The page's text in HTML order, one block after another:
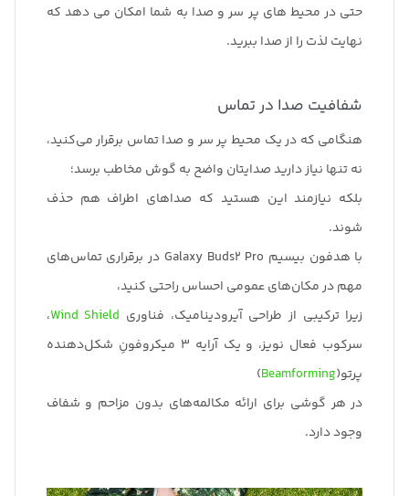
حتی در محیط های پر سر و صدا به شما امکان می دهد که
نهایت لذت را از صدا ببرید.
شفافیت صدا در تماس
هنگامی که در یک محیط پر سر و صدا تماس برقرار می‌کنید،
نه تنها نیاز دارید صدایتان واضح به گوش مخاطب برسد؛
بلکه نیازمند این هستید که صداهای اطراف هم حذف
شوند.
با هدفون بیسیم Galaxy Buds2 Pro در برقراری تماس‌های
مهم در مکان‌های عمومی احساس راحتی کنید،
زیرا ترکیبی از طراحی آیرودینامیک، فناوری Wind Shield،
سرکوب فعال نویز، و یک آرایه 3 میکروفونِ شکل‌دهنده
پرتو(Beamforming
)
در هر گوشی برای ارائه مکالمه‌های بدون مزاحم و شفاف
وجود دارد.